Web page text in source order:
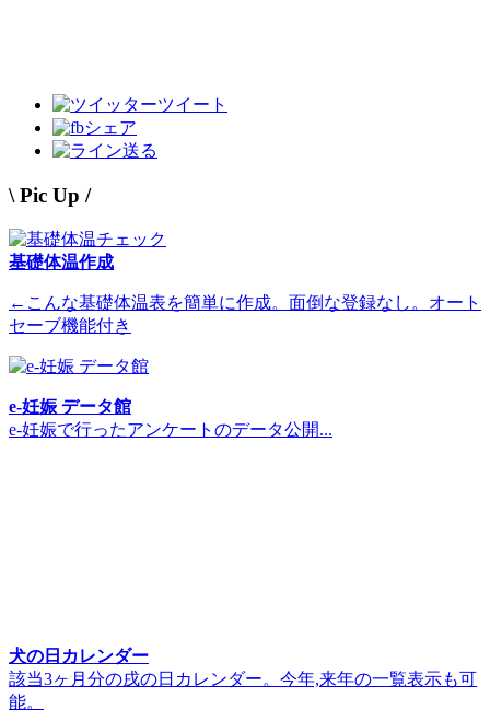
ツイート
シェア
送る
\ Pic Up /
基礎体温作成
←こんな基礎体温表を簡単に作成。面倒な登録なし。オート
セーブ機能付き
e-妊娠 データ館
e-妊娠で行ったアンケートのデータ公開...
犬の日カレンダー
該当3ヶ月分の戌の日カレンダー。今年,来年の一覧表示も可
能。